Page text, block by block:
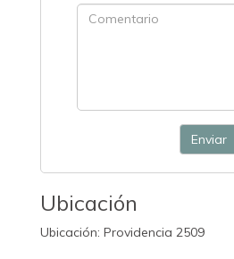
Enviar
Ubicación
Ubicación: Providencia 2509